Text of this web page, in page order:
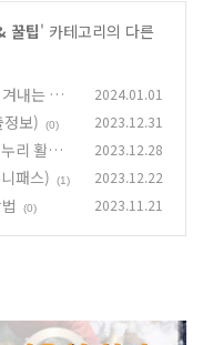
꿀팁' 카테고리의 다른
내는 법
2024.01.01
정보) (0) 2023.12.31
리 활용
2023.12.28
패스) (1) 2023.12.22
(0) 2023.11.21